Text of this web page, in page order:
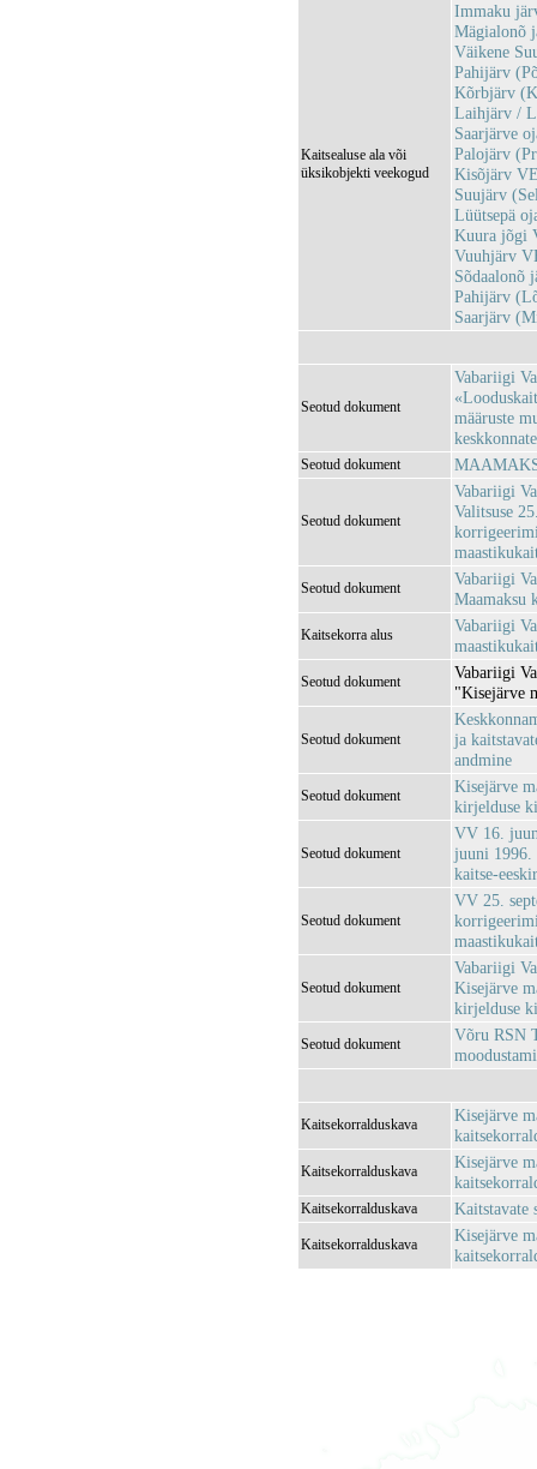
Kaitsealuse ala või
üksikobjekti veekogud
Immaku
Mägialonõ
Väikene
Pahijärv
Kõrbjärv
Laihjärv /
Saarjärve
Palojärv
Kisõjärv
Suujärv
Lüütsepä
Kuura jõgi
Vuuhjärv
Sõdaalonõ
Pahijärv
Saarjärv
Seotud dokument
Vabariigi
määruste
Seotud dokument
Seotud dokument
Vabariigi
Valitsuse
Seotud dokument
Vabariigi
Maamaksu
Kaitsekorra alus
Vabariigi
Seotud dokument
Vabariigi
"Kisejärve
Seotud dokument
ja
andmine
Seotud dokument
Kisejärve
kirjelduse
Seotud dokument
VV 16.
juuni 1996.
kaitse-
Seotud dokument
VV 25.
Seotud dokument
Vabariigi
Kisejärve
kirjelduse
Seotud dokument
Võru RSN
Kaitsekorralduskava
Kisejärve
Kaitsekorralduskava
Kisejärve
Kaitsekorralduskava Kaitstavate
Kaitsekorralduskava
Kisejärve